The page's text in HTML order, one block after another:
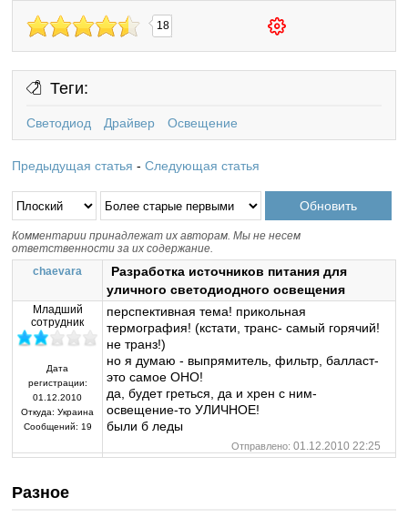
18
Теги:
Светодиод Драйвер Освещение
Предыдущая статья -Следующая статья
Комментарии принадлежат их авторам. Мы не несем
ответственности за их содержание.
chaevara
Разработка источников питания для
уличного светодиодного освещения
Младший
сотрудник
Дата
регистрации:
01.12.2010
Откуда: Украина
Сообщений: 19
перспективная тема! прикольная
термография! (кстати, транс- самый горячий!
не транз!)
но я думаю - выпрямитель, фильтр, балласт-
это самое ОНО!
да, будет греться, да и хрен с ним-
освещение-то УЛИЧНОЕ!
были б леды
Отправлено: 01.12.2010 22:25
Разное